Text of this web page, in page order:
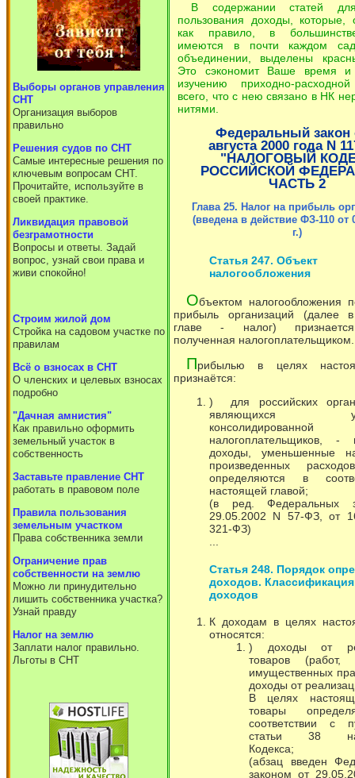
Выборы органов управления
СНТ
Организация выборов
правильно
Решения судов по СНТ
Самые интересные решения по
ключевым вопросам СНТ.
Прочитайте, используйте в
своей практике.
Ликвидация правовой
безграмотности
Вопросы и ответы. Задай
вопрос, узнай свои права и
живи спокойно!
Cтроим жилой дом
Стройка на садовом участке по
правилам
Всё о взносах в СНТ
О членских и целевых взносах
подробно
"Дачная амнистия"
Как правильно оформить
земельный участок в
собственность
Заставьте правление СНТ
работать в правовом поле
Правила пользования
земельным участком
Права собственника земли
Ограничение прав
собственности на землю
Можно ли принудительно
лишить собственника участка?
Узнай правду
Налог на землю
Заплати налог правильно.
Льготы в СНТ
В содержании статей
пользования доходы, которые,
как правило, в
имеются в почти каждом
объединении, выделены
Это сэкономит Ваше время
изучению приходно-
всего, что с нею связано в НК
нитями.
Федеральный закон
августа 2000 года N
"НАЛОГОВЫЙ
РОССИЙСКОЙ
ЧАСТЬ 2
Глава 25. Налог на прибыль
(введена в действие ФЗ-110 от
г.)
Статья 247. Объект
налогообложения
Объектом налогообложения
прибыль организаций (далее
главе - налог)
полученная налогоплательщиком.
Прибылью в целях
признаётся:
) для российских
являющихся
налогоплательщиков, -
доходы, уменьшенные
произведенных
определяются в
настоящей главой;
(в ред. Федеральных
29.05.2002 N 57-ФЗ, от
321-ФЗ)
Статья 248. Порядок
доходов. Классификация
доходов
К доходам в целях
относятся:
) доходы от
товаров (работ,
имущественных
доходы от
В целях
товары
соответствии с
статьи 38
Кодекса;
(абзац введен
законом от